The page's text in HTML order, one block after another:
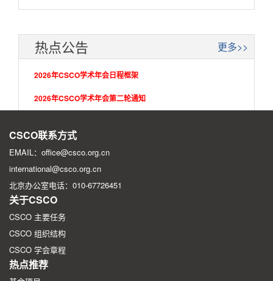
热点公告 更多>>
2026年CSCO学术年会日程框架
2026年CSCO学术年会第二轮通知
CSCO联系方式
EMAIL：office@csco.org.cn
international@csco.org.cn
北京办公室电话：010-67726451
关于CSCO
CSCO 主要任务
CSCO 组织结构
CSCO 学会章程
热点推荐